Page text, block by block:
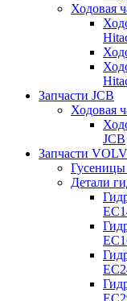
Ходовая
Запчасти JCB
Ходовая
JCB
Запчасти
Детали